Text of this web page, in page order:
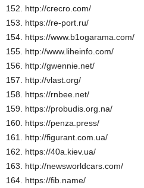
152. http://crecro.com/
153. https://re-port.ru/
154. https://www.b1ogarama.com/
155. http://www.liheinfo.com/
156. http://gwennie.net/
157. http://vlast.org/
158. https://rnbee.net/
159. https://probudis.org.na/
160. https://penza.press/
161. http://figurant.com.ua/
162. https://40a.kiev.ua/
163. http://newsworldcars.com/
164. https://fib.name/